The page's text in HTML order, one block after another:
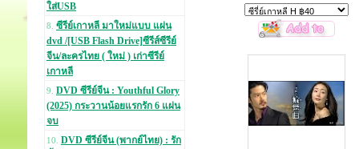
ใส่USB
8. ซีรีย์เกาหลี มาใหม่แบบ แผ่น
dvd /[USB Flash Drive]ซีรีส์ซีรีย์
จีน/ละครไทย ( ใหม่ ) เก่าซีรีย์
เกาหลี
9. DVD ซีรีย์จีน : Youthful Glory
(2025) กระวานน้อยแรกรัก 6 แผ่น
จบ
10. DVD ซีรีย์จีน (พากย์ไทย) : รัก